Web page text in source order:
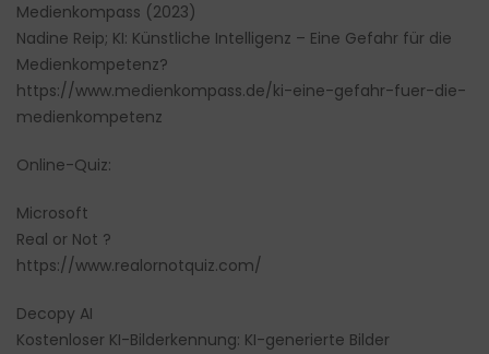
Medienkompass (2023)
Nadine Reip; KI: Künstliche Intelligenz – Eine Gefahr für die
Medienkompetenz?
https://www.medienkompass.de/ki-eine-gefahr-fuer-die-
medienkompetenz
Online-Quiz:
Microsoft
Real or Not ?
https://www.realornotquiz.com/
Decopy AI
Kostenloser KI-Bilderkennung: KI-generierte Bilder